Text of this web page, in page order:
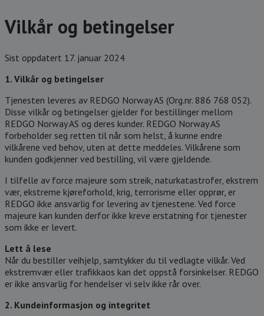
Vilkår og betingelser
Sist oppdatert 17. januar 2024
1. Vilkår og betingelser
Tjenesten leveres av REDGO Norway AS (Org.nr. 886 768 052).
Disse vilkår og betingelser gjelder for bestillinger mellom
REDGO Norway AS og deres kunder. REDGO Norway AS
forbeholder seg retten til når som helst, å kunne endre
vilkårene ved behov, uten at dette meddeles. Vilkårene som
kunden godkjenner ved bestilling, vil være gjeldende.
I tilfelle av force majeure som streik, naturkatastrofer, ekstrem
vær, ekstreme kjøreforhold, krig, terrorisme eller opprør, er
REDGO ikke ansvarlig for levering av tjenestene. Ved force
majeure kan kunden derfor ikke kreve erstatning for tjenester
som ikke er levert.
Lett å lese
Når du bestiller veihjelp, samtykker du til vedlagte vilkår. Ved
ekstremvær eller trafikkaos kan det oppstå forsinkelser. REDGO
er ikke ansvarlig for hendelser vi selv ikke rår over.
2. Kundeinformasjon og integritet